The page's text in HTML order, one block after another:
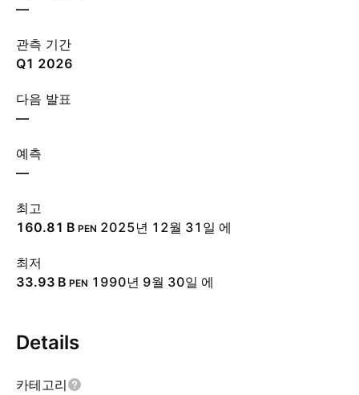
—
관측 기간
Q1 2026
다음 발표
—
예측
—
최고
‪160.81 B‬ PEN 2025년 12월 31일 에
최저
‪33.93 B‬ PEN 1990년 9월 30일 에
Details
카테고리